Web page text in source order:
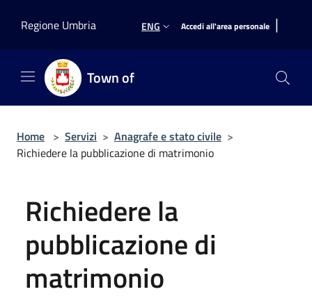
Regione Umbria
ENG Accedi all'area personale |
Town of
Home > Servizi > Anagrafe e stato civile >
Richiedere la pubblicazione di matrimonio
Richiedere la
pubblicazione di
matrimonio